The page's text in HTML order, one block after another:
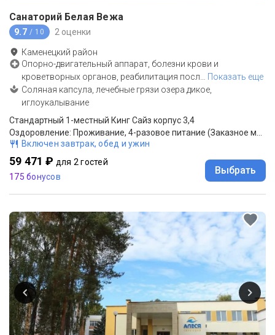
Санаторий Белая Вежа
9.7 / 10 2 оценки
Каменецкий район
Опорно-двигательный аппарат, болезни крови и
кроветворных органов, реабилитация посл… Показать еще
Соляная капсула, лечебные грязи озера дикое,
иглоукалывание
Стандартный 1-местный Кинг Сайз корпус 3,4
Оздоровление: Проживание, 4-разовое питание (Заказное меню)
Включен завтрак, обед и ужин
59 471 ₽ для 2 гостей
175 бонусов
Выбрать